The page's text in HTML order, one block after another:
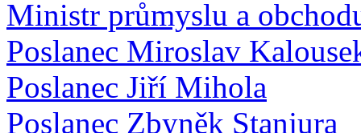
Ministr průmyslu a
Poslanec Miroslav
Poslanec Jiří Mihola
Poslanec Zbyněk Stanjura